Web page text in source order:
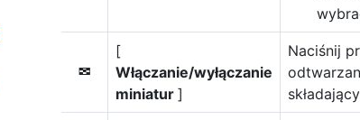
n
[
Włączanie/wyłączanie
miniatur ]
Naciśnij